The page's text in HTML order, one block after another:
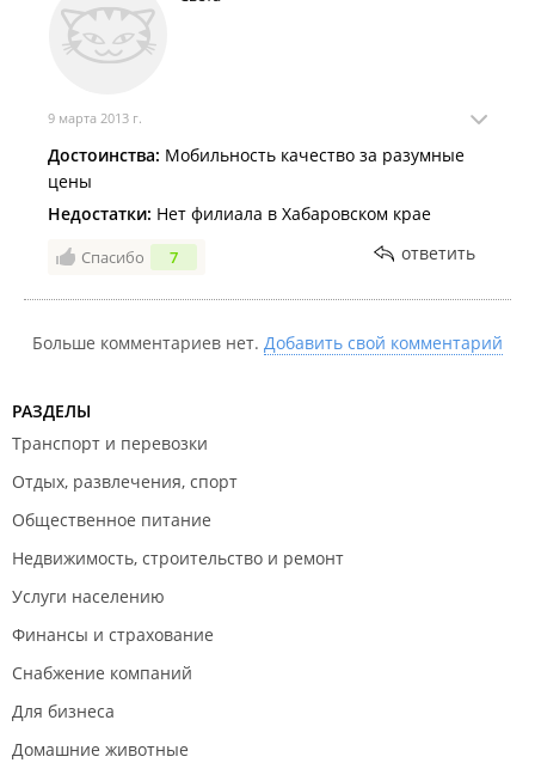
9 марта 2013 г.
Достоинства: Мобильность качество за разумные
цены
Недостатки: Нет филиала в Хабаровском крае
Спасибо 7 ответить
Больше комментариев нет. Добавить свой комментарий
РАЗДЕЛЫ
Транспорт и перевозки
Отдых, развлечения, спорт
Общественное питание
Недвижимость, строительство и ремонт
Услуги населению
Финансы и страхование
Снабжение компаний
Для бизнеса
Домашние животные